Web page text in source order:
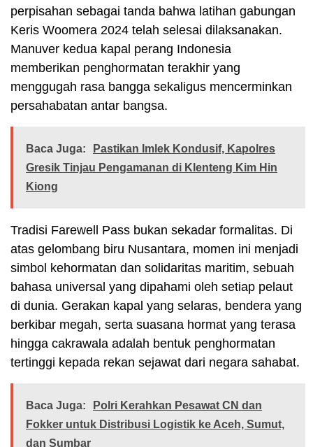
perpisahan sebagai tanda bahwa latihan gabungan
Keris Woomera 2024 telah selesai dilaksanakan.
Manuver kedua kapal perang Indonesia
memberikan penghormatan terakhir yang
menggugah rasa bangga sekaligus mencerminkan
persahabatan antar bangsa.
Baca Juga:
Pastikan Imlek Kondusif, Kapolres
Gresik Tinjau Pengamanan di Klenteng Kim Hin
Kiong
Tradisi Farewell Pass bukan sekadar formalitas. Di
atas gelombang biru Nusantara, momen ini menjadi
simbol kehormatan dan solidaritas maritim, sebuah
bahasa universal yang dipahami oleh setiap pelaut
di dunia. Gerakan kapal yang selaras, bendera yang
berkibar megah, serta suasana hormat yang terasa
hingga cakrawala adalah bentuk penghormatan
tertinggi kepada rekan sejawat dari negara sahabat.
Baca Juga:
Polri Kerahkan Pesawat CN dan
Fokker untuk Distribusi Logistik ke Aceh, Sumut,
dan Sumbar